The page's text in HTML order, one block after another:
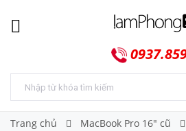
Trang chủ MacBook Pro 16" cũ